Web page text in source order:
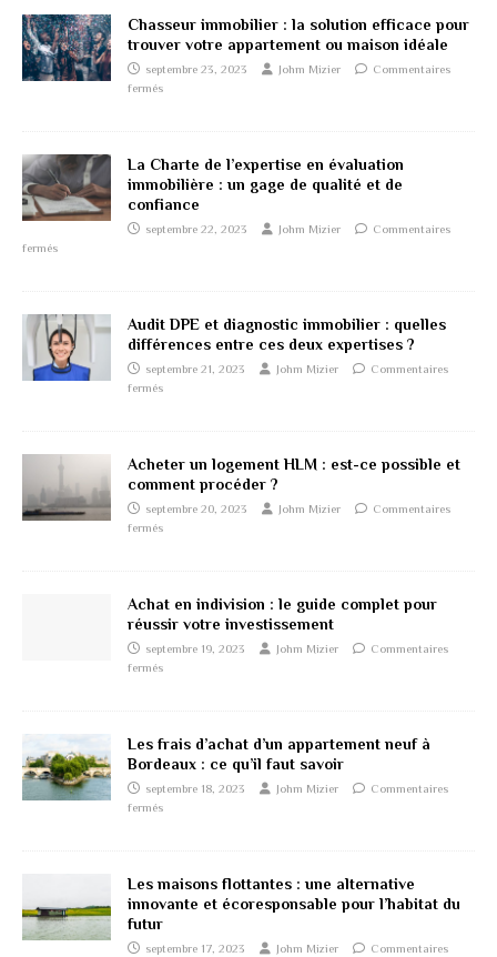
Chasseur immobilier : la solution efficace pour
trouver votre appartement ou maison idéale
septembre 23, 2023 Johm Mizier
Commentaires
fermés
La Charte de l’expertise en évaluation
immobilière : un gage de qualité et de
confiance
septembre 22, 2023 Johm Mizier
Commentaires
fermés
Audit DPE et diagnostic immobilier : quelles
différences entre ces deux expertises ?
septembre 21, 2023 Johm Mizier
Commentaires
fermés
Acheter un logement HLM : est-ce possible et
comment procéder ?
septembre 20, 2023 Johm Mizier
Commentaires
fermés
Achat en indivision : le guide complet pour
réussir votre investissement
septembre 19, 2023 Johm Mizier
Commentaires
fermés
Les frais d’achat d’un appartement neuf à
Bordeaux : ce qu’il faut savoir
septembre 18, 2023 Johm Mizier
Commentaires
fermés
Les maisons flottantes : une alternative
innovante et écoresponsable pour l’habitat du
futur
septembre 17, 2023 Johm Mizier Commentaires